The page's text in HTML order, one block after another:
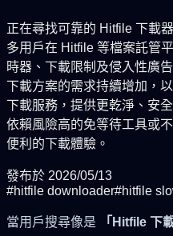
正在尋找可靠的 Hitfile 下載
多用戶在 Hitfile 等檔案託管
時器、下載限制及侵入性廣
下載方案的需求持續增加，
下載服務，提供更乾淨、安
依賴風險高的免等待工具或
便利的下載體驗。
發布於 2026/05/13
#hitfile downloader#hitfile
當用戶搜尋像是 「Hitfile 下